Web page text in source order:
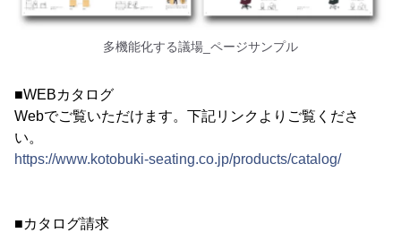
多機能化する議場_ページサンプル
■WEBカタログ
Webでご覧いただけます。下記リンクよりご覧くださ
い。
https://www.kotobuki-seating.co.jp/products/catalog/
■カタログ請求